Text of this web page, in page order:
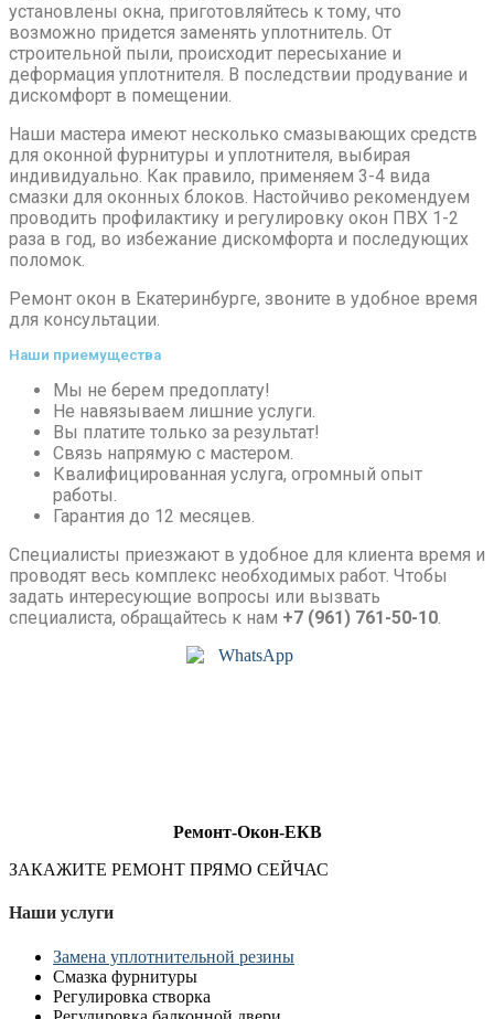
установлены окна, приготовляйтесь к тому, что
возможно придется заменять уплотнитель. От
строительной пыли, происходит пересыхание и
деформация уплотнителя. В последствии продувание и
дискомфорт в помещении.
Наши мастера имеют несколько смазывающих средств
для оконной фурнитуры и уплотнителя, выбирая
индивидуально. Как правило, применяем 3-4 вида
смазки для оконных блоков. Настойчиво рекомендуем
проводить профилактику и регулировку окон ПВХ 1-2
раза в год, во избежание дискомфорта и последующих
поломок.
Ремонт окон в Екатеринбурге, звоните в удобное время
для консультации.
Наши приемущества
Мы не берем предоплату!
Не навязываем лишние услуги.
Вы платите только за результат!
Связь напрямую с мастером.
Квалифицированная услуга, огромный опыт
работы.
Гарантия до 12 месяцев.
Специалисты приезжают в удобное для клиента время и
проводят весь комплекс необходимых работ. Чтобы
задать интересующие вопросы или вызвать
специалиста, обращайтесь к нам +7 (961) 761-50-10.
Ремонт-Окон-ЕКВ
ЗАКАЖИТЕ РЕМОНТ ПРЯМО СЕЙЧАС
Наши услуги
Замена уплотнительной резины
Смазка фурнитуры
Регулировка створка